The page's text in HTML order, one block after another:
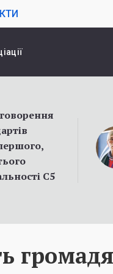
С5